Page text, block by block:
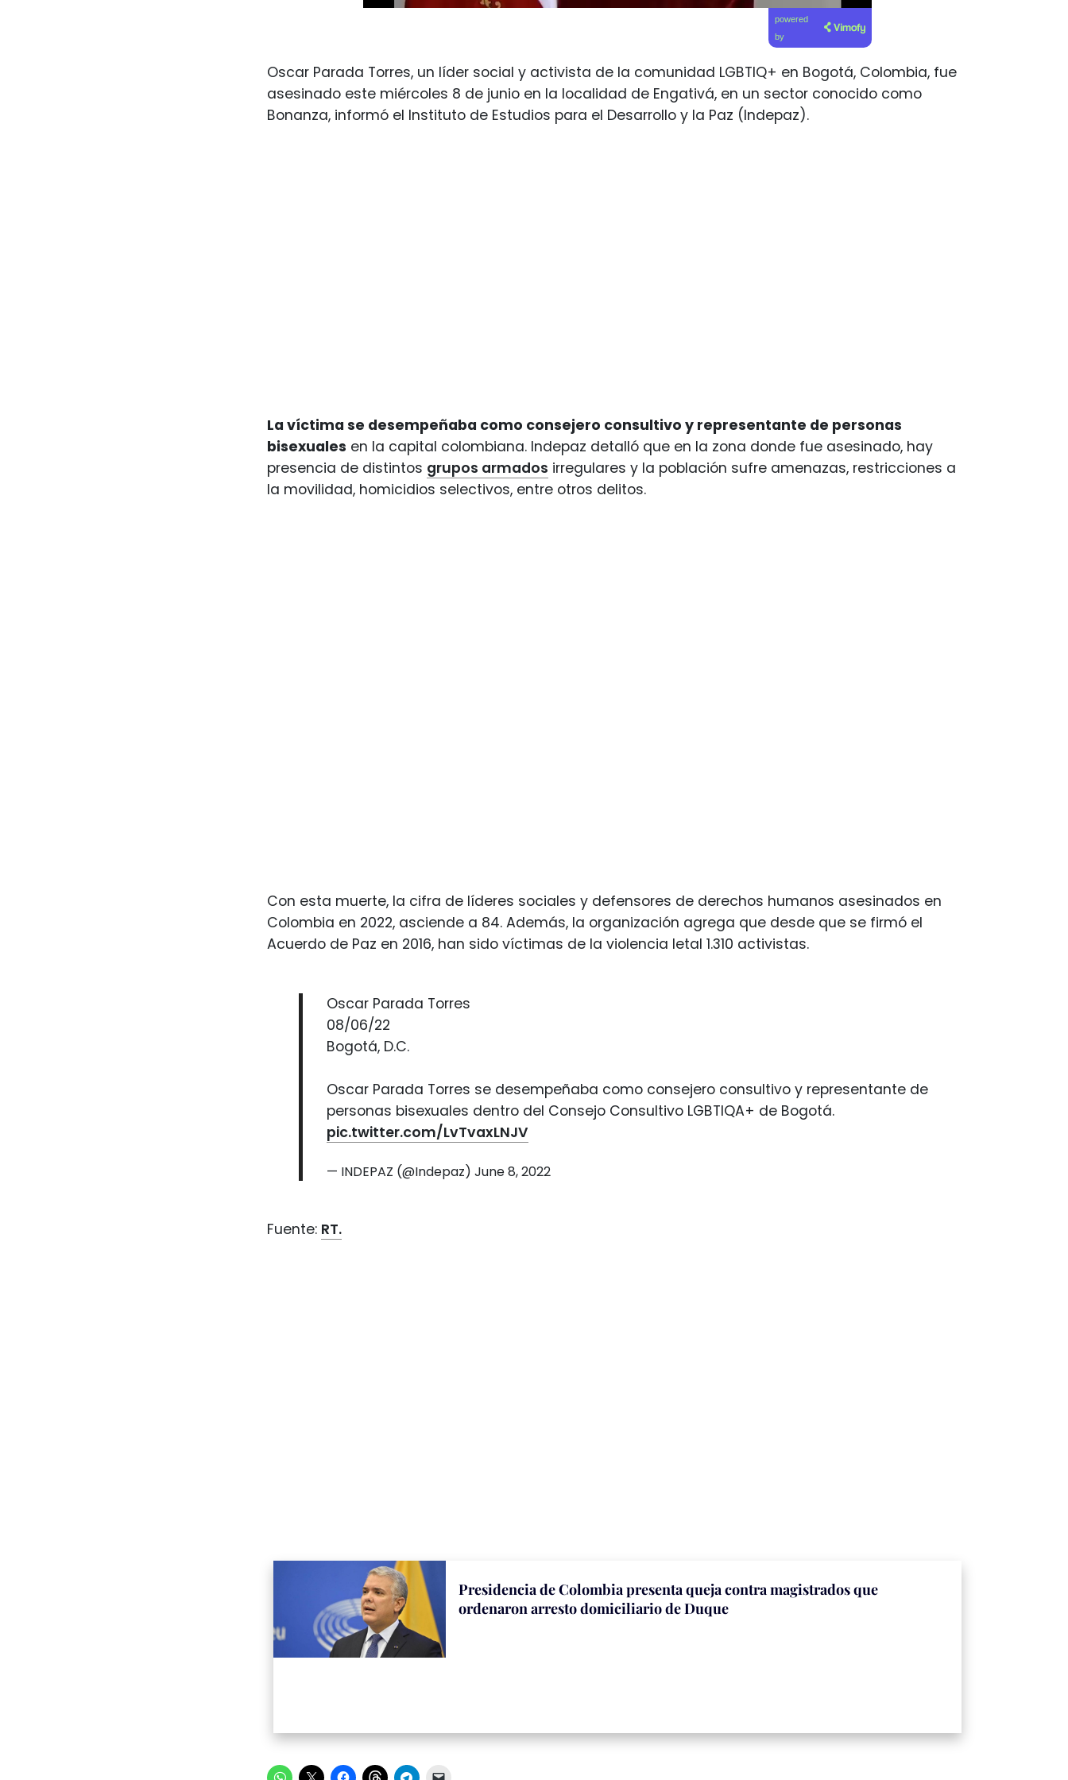
powered
by
Oscar Parada Torres, un líder social y activista de la comunidad LGBTIQ+ en Bogotá, Colombia, fue
asesinado este miércoles 8 de junio en la localidad de Engativá, en un sector conocido como
Bonanza, informó el Instituto de Estudios para el Desarrollo y la Paz (Indepaz).
La víctima se desempeñaba como consejero consultivo y representante de personas
bisexuales en la capital colombiana. Indepaz detalló que en la zona donde fue asesinado, hay
presencia de distintos grupos armados irregulares y la población sufre amenazas, restricciones a
la movilidad, homicidios selectivos, entre otros delitos.
Con esta muerte, la cifra de líderes sociales y defensores de derechos humanos asesinados en
Colombia en 2022, asciende a 84. Además, la organización agrega que desde que se firmó el
Acuerdo de Paz en 2016, han sido víctimas de la violencia letal 1.310 activistas.
Oscar Parada Torres
08/06/22
Bogotá, D.C.
Oscar Parada Torres se desempeñaba como consejero consultivo y representante de
personas bisexuales dentro del Consejo Consultivo LGBTIQA+ de Bogotá.
pic.twitter.com/LvTvaxLNJV
— INDEPAZ (@Indepaz) June 8, 2022
Fuente: RT.
Presidencia de Colombia presenta queja contra magistrados que
ordenaron arresto domiciliario de Duque